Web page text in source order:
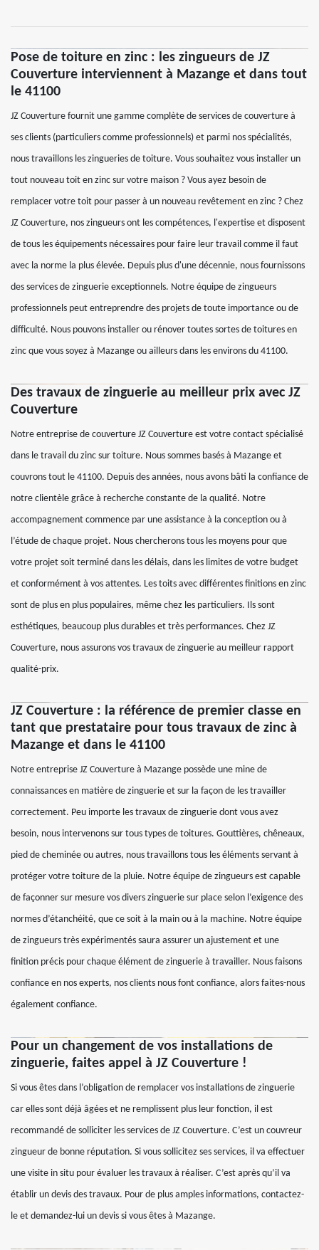
Pose de toiture en zinc : les zingueurs de JZ
Couverture interviennent à Mazange et dans tout
le 41100
JZ Couverture fournit une gamme complète de services de couverture à
ses clients (particuliers comme professionnels) et parmi nos spécialités,
nous travaillons les zingueries de toiture. Vous souhaitez vous installer un
tout nouveau toit en zinc sur votre maison ? Vous ayez besoin de
remplacer votre toit pour passer à un nouveau revêtement en zinc ? Chez
JZ Couverture, nos zingueurs ont les compétences, l'expertise et disposent
de tous les équipements nécessaires pour faire leur travail comme il faut
avec la norme la plus élevée. Depuis plus d'une décennie, nous fournissons
des services de zinguerie exceptionnels. Notre équipe de zingueurs
professionnels peut entreprendre des projets de toute importance ou de
difficulté. Nous pouvons installer ou rénover toutes sortes de toitures en
zinc que vous soyez à Mazange ou ailleurs dans les environs du 41100.
Des travaux de zinguerie au meilleur prix avec JZ
Couverture
Notre entreprise de couverture JZ Couverture est votre contact spécialisé
dans le travail du zinc sur toiture. Nous sommes basés à Mazange et
couvrons tout le 41100. Depuis des années, nous avons bâti la confiance de
notre clientèle grâce à recherche constante de la qualité. Notre
accompagnement commence par une assistance à la conception ou à
l’étude de chaque projet. Nous chercherons tous les moyens pour que
votre projet soit terminé dans les délais, dans les limites de votre budget
et conformément à vos attentes. Les toits avec différentes finitions en zinc
sont de plus en plus populaires, même chez les particuliers. Ils sont
esthétiques, beaucoup plus durables et très performances. Chez JZ
Couverture, nous assurons vos travaux de zinguerie au meilleur rapport
qualité-prix.
JZ Couverture : la référence de premier classe en
tant que prestataire pour tous travaux de zinc à
Mazange et dans le 41100
Notre entreprise JZ Couverture à Mazange possède une mine de
connaissances en matière de zinguerie et sur la façon de les travailler
correctement. Peu importe les travaux de zinguerie dont vous avez
besoin, nous intervenons sur tous types de toitures. Gouttières, chêneaux,
pied de cheminée ou autres, nous travaillons tous les éléments servant à
protéger votre toiture de la pluie. Notre équipe de zingueurs est capable
de façonner sur mesure vos divers zinguerie sur place selon l’exigence des
normes d’étanchéité, que ce soit à la main ou à la machine. Notre équipe
de zingueurs très expérimentés saura assurer un ajustement et une
finition précis pour chaque élément de zinguerie à travailler. Nous faisons
confiance en nos experts, nos clients nous font confiance, alors faites-nous
également confiance.
Pour un changement de vos installations de
zinguerie, faites appel à JZ Couverture !
Si vous êtes dans l’obligation de remplacer vos installations de zinguerie
car elles sont déjà âgées et ne remplissent plus leur fonction, il est
recommandé de solliciter les services de JZ Couverture. C’est un couvreur
zingueur de bonne réputation. Si vous sollicitez ses services, il va effectuer
une visite in situ pour évaluer les travaux à réaliser. C’est après qu’il va
établir un devis des travaux. Pour de plus amples informations, contactez-
le et demandez-lui un devis si vous êtes à Mazange.